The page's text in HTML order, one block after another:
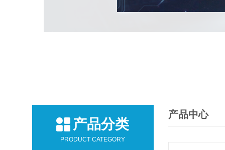
产品分类
PRODUCT CATEGORY
产品中心